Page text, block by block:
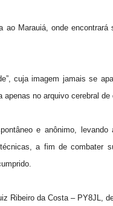
ao Marauiá, onde
cuja imagem jamais se
no arquivo cerebral de
e anônimo,
a fim de combater
Ribeiro da Costa – PY8JL,